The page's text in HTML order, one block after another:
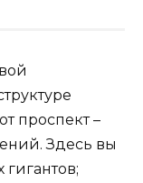
проспект –
Здесь вы